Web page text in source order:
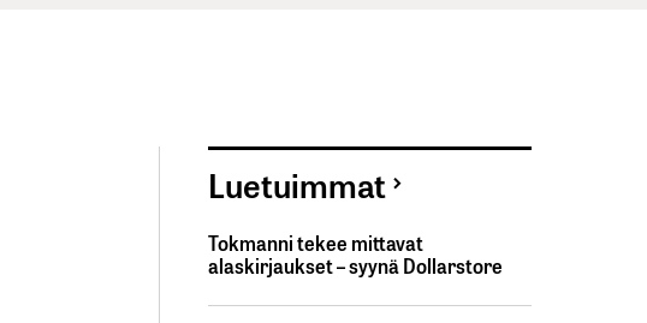
Luetuimmat
Tokmanni tekee mittavat
alaskirjaukset – syynä Dollarstore